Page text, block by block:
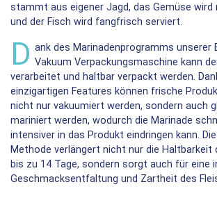
stammt aus eigener Jagd, das Gemüse wird
und der Fisch wird fangfrisch serviert.
D ank des Marinadenprogramms unserer
Vakuum Verpackungsmaschine kann
verarbeitet und haltbar verpackt werden.
einzigartigen Features können frische
nicht nur vakuumiert werden, sondern auch
mariniert werden, wodurch die Marinade
intensiver in das Produkt eindringen kann.
Methode verlängert nicht nur die Haltbarkeit
bis zu 14 Tage, sondern sorgt auch für eine
Geschmacksentfaltung und Zartheit des